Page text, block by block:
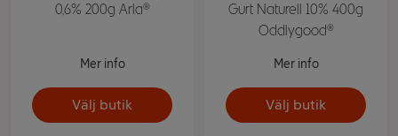
0,6% 200g Arla®
Mer info
Välj butik
Gurt Naturell 10% 400g
Oddlygood®
Mer info
Välj butik